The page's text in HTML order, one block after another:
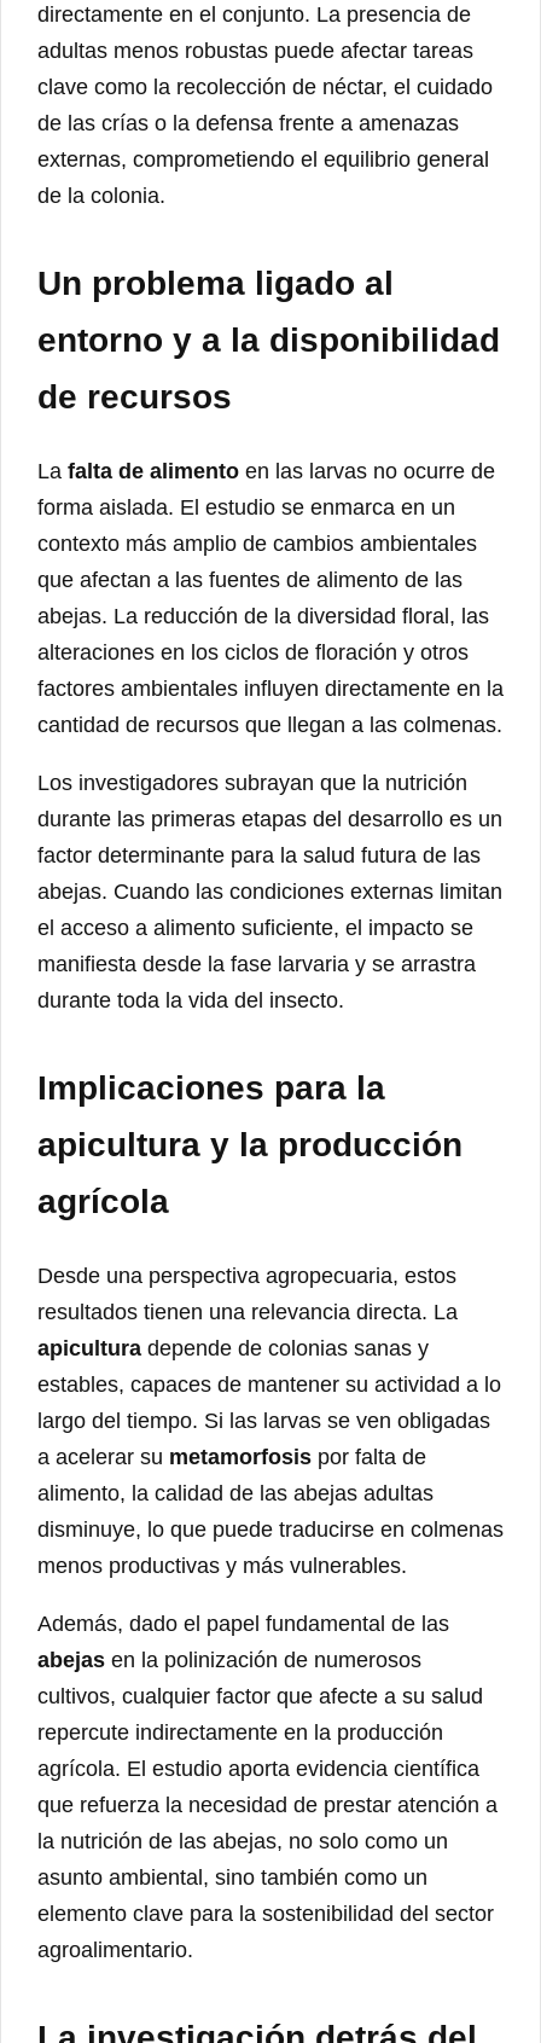
directamente en el conjunto. La presencia de
adultas menos robustas puede afectar tareas
clave como la recolección de néctar, el cuidado
de las crías o la defensa frente a amenazas
externas, comprometiendo el equilibrio general
de la colonia.
Un problema ligado al
entorno y a la disponibilidad
de recursos
La falta de alimento en las larvas no ocurre de
forma aislada. El estudio se enmarca en un
contexto más amplio de cambios ambientales
que afectan a las fuentes de alimento de las
abejas. La reducción de la diversidad floral, las
alteraciones en los ciclos de floración y otros
factores ambientales influyen directamente en la
cantidad de recursos que llegan a las colmenas.
Los investigadores subrayan que la nutrición
durante las primeras etapas del desarrollo es un
factor determinante para la salud futura de las
abejas. Cuando las condiciones externas limitan
el acceso a alimento suficiente, el impacto se
manifiesta desde la fase larvaria y se arrastra
durante toda la vida del insecto.
Implicaciones para la
apicultura y la producción
agrícola
Desde una perspectiva agropecuaria, estos
resultados tienen una relevancia directa. La
apicultura depende de colonias sanas y
estables, capaces de mantener su actividad a lo
largo del tiempo. Si las larvas se ven obligadas
a acelerar su metamorfosis por falta de
alimento, la calidad de las abejas adultas
disminuye, lo que puede traducirse en colmenas
menos productivas y más vulnerables.
Además, dado el papel fundamental de las
abejas en la polinización de numerosos
cultivos, cualquier factor que afecte a su salud
repercute indirectamente en la producción
agrícola. El estudio aporta evidencia científica
que refuerza la necesidad de prestar atención a
la nutrición de las abejas, no solo como un
asunto ambiental, sino también como un
elemento clave para la sostenibilidad del sector
agroalimentario.